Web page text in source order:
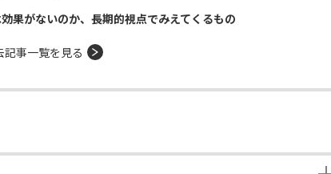
果がないのか、長期的視点でみえてくるもの
記事一覧を見る